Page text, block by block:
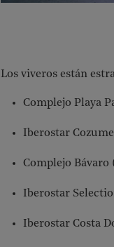
Los viveros están
Complejo Playa
Iberostar
Complejo Bávaro
Iberostar
Iberostar Costa